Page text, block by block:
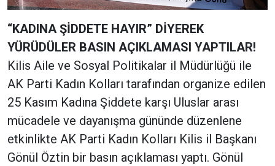
“KADINA ŞİDDETE HAYIR” DİYEREK
YÜRÜDÜLER BASIN AÇIKLAMASI YAPTILAR!
Kilis Aile ve Sosyal Politikalar il Müdürlüğü ile
AK Parti Kadın Kolları tarafından organize edilen
25 Kasım Kadına Şiddete karşı Uluslar arası
mücadele ve dayanışma gününde düzenlene
etkinlikte AK Parti Kadın Kolları Kilis il Başkanı
Gönül Öztin bir basın açıklaması yaptı. Gönül